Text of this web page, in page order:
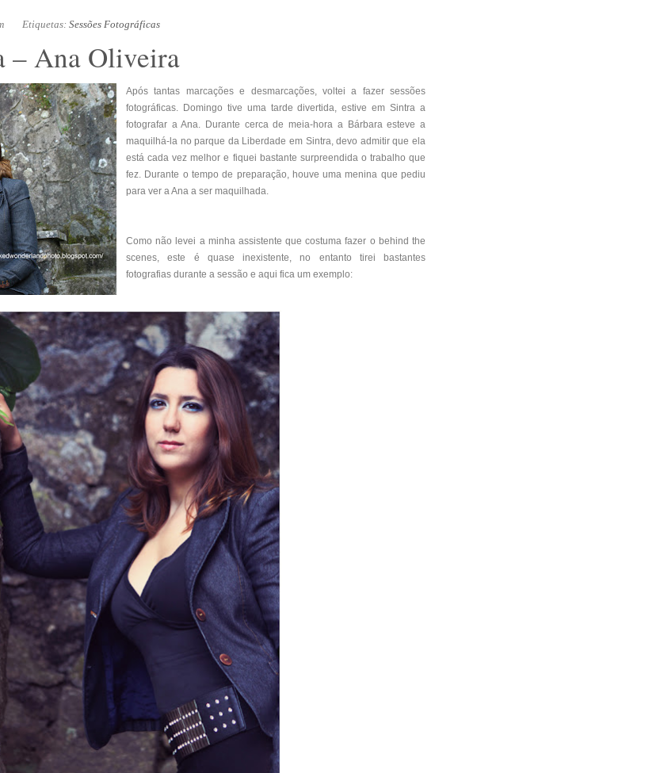
Etiquetas: Sessões Fotográficas
– Ana Oliveira
Após tantas marcações e desmarcações, voltei a fazer sessões
fotográficas. Domingo tive uma tarde divertida, estive em Sintra a
fotografar a Ana. Durante cerca de meia-hora a Bárbara esteve a
maquilhá-la no parque da Liberdade em Sintra, devo admitir que ela
está cada vez melhor e fiquei bastante surpreendida o trabalho que
fez. Durante o tempo de preparação, houve uma menina que pediu
para ver a Ana a ser maquilhada.
Como não levei a minha assistente que costuma fazer o behind the
scenes, este é quase inexistente, no entanto tirei bastantes
fotografias durante a sessão e aqui fica um exemplo: